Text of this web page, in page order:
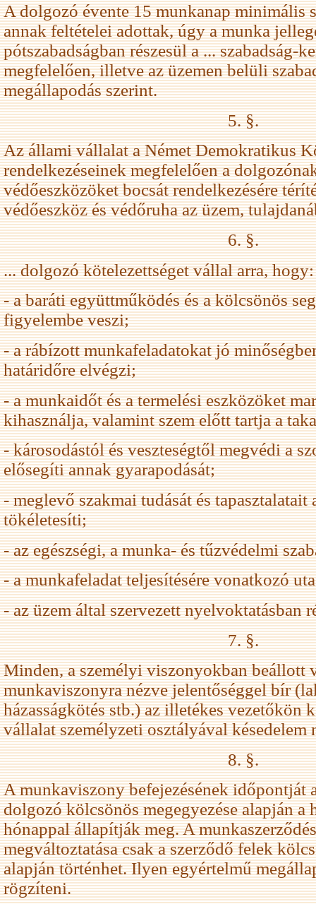
A dolgozó évente 15 munkanap minimális
annak feltételei adottak, úgy a munka
pótszabadságban részesül a ... szabadság-
megfelelően, illetve az üzemen belüli
megállapodás szerint.
5. §.
Az állami vállalat a Német Demokratikus
rendelkezéseinek megfelelően a
védőeszközöket bocsát rendelkezésére
védőeszköz és védőruha az üzem,
6. §.
... dolgozó kötelezettséget vállal arra, hogy:
- a baráti együttműködés és a kölcsönös
figyelembe veszi;
- a rábízott munkafeladatokat jó
határidőre elvégzi;
- a munkaidőt és a termelési eszközöket
kihasználja, valamint szem előtt tartja a
- károsodástól és veszteségtől megvédi a
elősegíti annak gyarapodását;
- meglevő szakmai tudását és tapasztalatait
tökéletesíti;
- az egészségi, a munka- és tűzvédelmi
- a munkafeladat teljesítésére vonatkozó
- az üzem által szervezett nyelvoktatásban
7. §.
Minden, a személyi viszonyokban beállott
munkaviszonyra nézve jelentőséggel bír
házasságkötés stb.) az illetékes vezetőkön
vállalat személyzeti osztályával
8. §.
A munkaviszony befejezésének időpontját
dolgozó kölcsönös megegyezése alapján a
hónappal állapítják meg. A
megváltoztatása csak a szerződő felek
alapján történhet. Ilyen egyértelmű
rögzíteni.